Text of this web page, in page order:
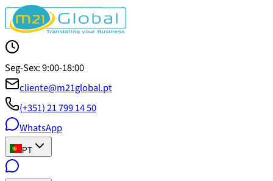
Seg-Sex: 9:00-18:00
cliente@m21global.pt
(+351) 21 799 14 50
WhatsApp
PT